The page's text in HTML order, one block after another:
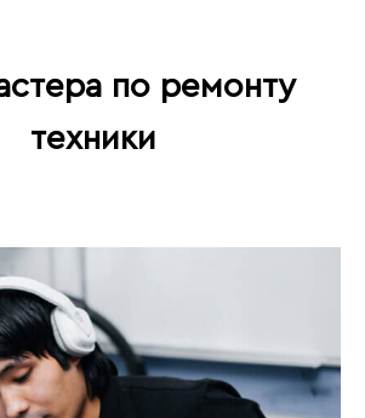
по ремонту
техники